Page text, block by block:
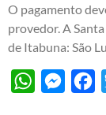
O pagamento
provedor. A
de Itabuna: São
WhatsApp